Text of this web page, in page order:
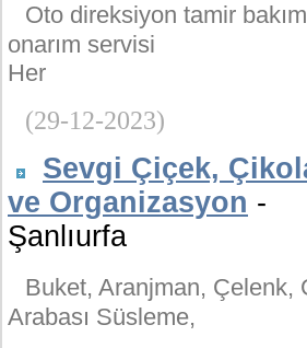
Oto direksiyon tamir bakım
onarım servisi
Her
(29-12-2023)
Sevgi Çiçek,
ve Organizasyon -
Şanlıurfa
Buket, Aranjman, Çelenk,
Arabası Süsleme,